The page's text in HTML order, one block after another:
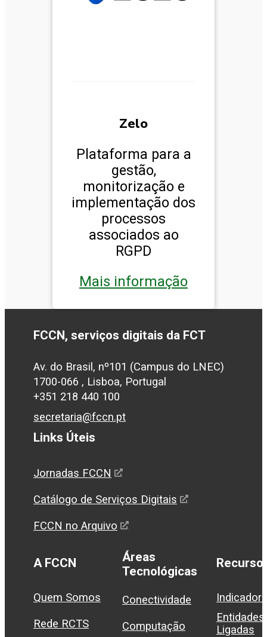
Zelo
Plataforma para a
gestão,
monitorização e
implementação dos
processos
associados ao
RGPD
Mais informação
FCCN, serviços digitais da FCT
Av. do Brasil, nº101 (Campus do LNEC)
1700-066 , Lisboa, Portugal
+351 218 440 100
secretaria@fccn.pt
Links Úteis
Jornadas FCCN
Catálogo de Serviços Digitais
FCCN no Arquivo
A FCCN
Quem Somos
Rede RCTS
Áreas
Tecnológicas
Conectividade
Computação
Entidades
Ligadas